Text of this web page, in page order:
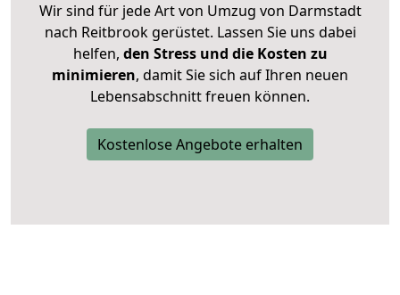
Wir sind für jede Art von Umzug von Darmstadt
nach Reitbrook gerüstet. Lassen Sie uns dabei
helfen, den Stress und die Kosten zu
minimieren, damit Sie sich auf Ihren neuen
Lebensabschnitt freuen können.
Kostenlose Angebote erhalten